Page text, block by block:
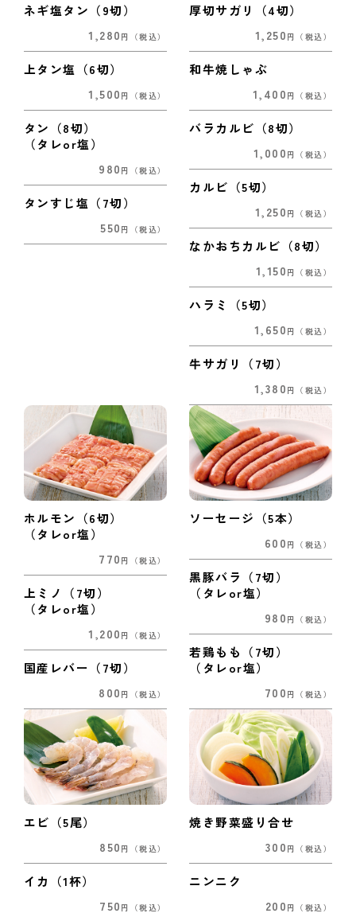
ネギ塩タン（9切）
1,280 円 （税込）
上タン塩（6切）
1,500 円 （税込）
タン（8切）
（タレor塩）
980 円 （税込）
タンすじ塩（7切）
550 円 （税込）
厚切サガリ（4切）
1,250 円 （税込）
和牛焼しゃぶ
1,400 円 （税込）
バラカルビ（8切）
1,000 円 （税込）
カルビ（5切）
1,250 円 （税込）
なかおちカルビ（8切）
1,150 円 （税込）
ハラミ（5切）
1,650 円 （税込）
牛サガリ（7切）
1,380 円 （税込）
ホルモン（6切）
（タレor塩）
770 円 （税込）
上ミノ（7切）
（タレor塩）
1,200 円 （税込）
国産レバー（7切）
800 円 （税込）
ソーセージ（5本）
600 円 （税込）
黒豚バラ（7切）
（タレor塩）
980 円 （税込）
若鶏もも（7切）
（タレor塩）
700 円 （税込）
エビ（5尾）
850 円 （税込）
イカ（1杯）
750 円 （税込）
焼き野菜盛り合せ
300 円 （税込）
ニンニク
200 円 （税込）